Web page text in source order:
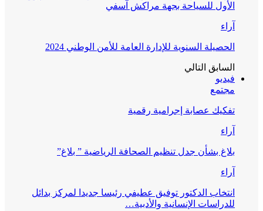
الأول للسياحة بجهة مراكش آسفي
آراء
الحصيلة السنوية للإدارة العامة للأمن الوطني 2024
السابق التالي
فيديو
مجتمع
تفكيك عصابة إجرامية رقمية
آراء
بلاغ بشأن جدل تنظيم الصحافة الرياضية ” بلاغ”
آراء
انتخاب الدكتور توفيق عطيفي رئيسا جديدا لمركز بدائل
للدراسات الإنسانية والأدبية…